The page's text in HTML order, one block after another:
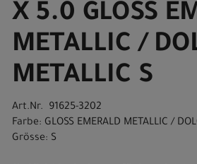
X 5.0 GLOSS
METALLIC /
METALLIC S
Art.Nr. 91625-3202
Farbe: GLOSS EMERALD METALLIC /
Grösse: S